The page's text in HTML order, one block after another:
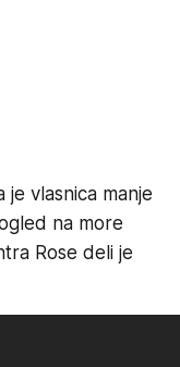
je vlasnica manje
na more
Rose deli je